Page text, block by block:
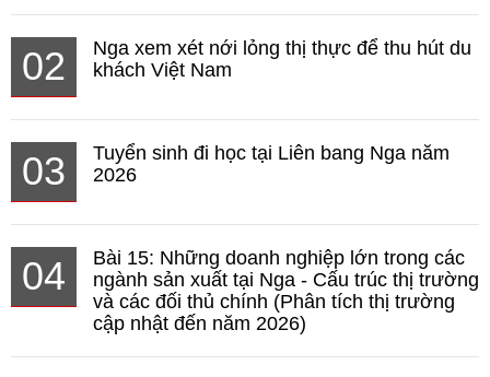
02
Nga xem xét nới lỏng thị thực để thu hút du
khách Việt Nam
03
Tuyển sinh đi học tại Liên bang Nga năm
2026
04
Bài 15: Những doanh nghiệp lớn trong các
ngành sản xuất tại Nga - Cấu trúc thị trường
và các đối thủ chính (Phân tích thị trường
cập nhật đến năm 2026)